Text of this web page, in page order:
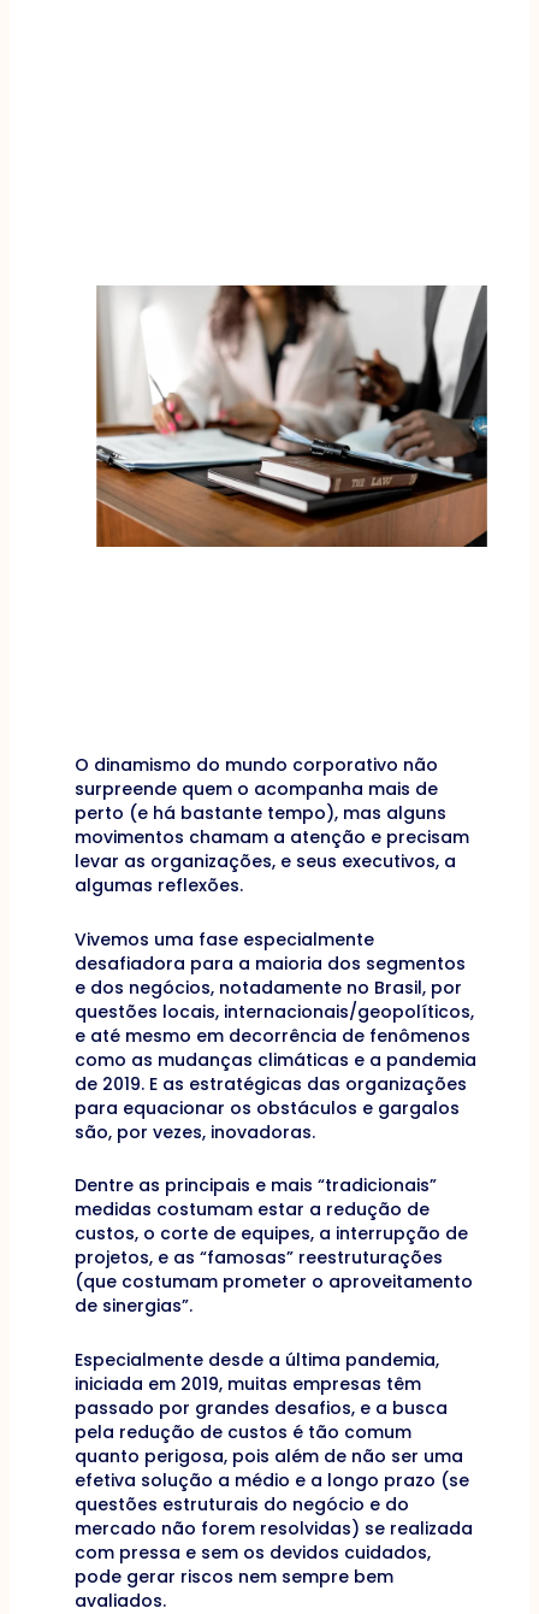
O dinamismo do mundo corporativo não
surpreende quem o acompanha mais de
perto (e há bastante tempo), mas alguns
movimentos chamam a atenção e precisam
levar as organizações, e seus executivos, a
algumas reflexões.
Vivemos uma fase especialmente
desafiadora para a maioria dos segmentos
e dos negócios, notadamente no Brasil, por
questões locais, internacionais/geopolíticos,
e até mesmo em decorrência de fenômenos
como as mudanças climáticas e a pandemia
de 2019. E as estratégicas das organizações
para equacionar os obstáculos e gargalos
são, por vezes, inovadoras.
Dentre as principais e mais “tradicionais”
medidas costumam estar a redução de
custos, o corte de equipes, a interrupção de
projetos, e as “famosas” reestruturações
(que costumam prometer o aproveitamento
de sinergias”.
Especialmente desde a última pandemia,
iniciada em 2019, muitas empresas têm
passado por grandes desafios, e a busca
pela redução de custos é tão comum
quanto perigosa, pois além de não ser uma
efetiva solução a médio e a longo prazo (se
questões estruturais do negócio e do
mercado não forem resolvidas) se realizada
com pressa e sem os devidos cuidados,
pode gerar riscos nem sempre bem
avaliados.